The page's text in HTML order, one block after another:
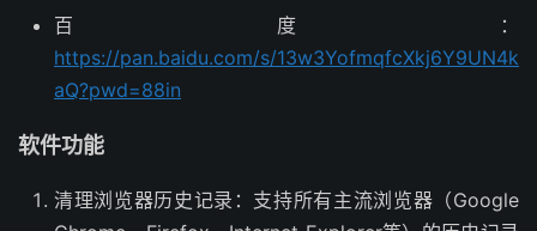
百度：
https://pan.baidu.com/s/13w3YofmqfcXkj6Y9UN4k
aQ?pwd=88in
软件功能
清理浏览器历史记录：支持所有主流浏览器（Google